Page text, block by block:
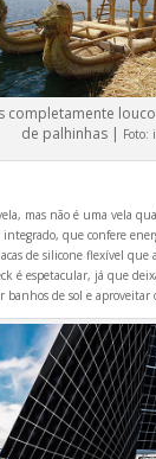
completamente
de palhinhas | Foto:
mas não é uma vela
integrado, que confere
de silicone flexível que
é espetacular, já que
banhos de sol e aproveitar